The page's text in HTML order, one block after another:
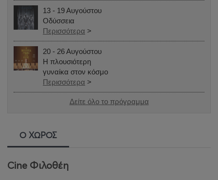
13 - 19 Αυγούστου
Οδύσσεια
Περισσότερα >
20 - 26 Αυγούστου
Η πλουσιότερη
γυναίκα στον κόσμο
Περισσότερα >
Δείτε όλο το πρόγραμμα
Ο ΧΩΡΟΣ
Cine Φιλοθέη